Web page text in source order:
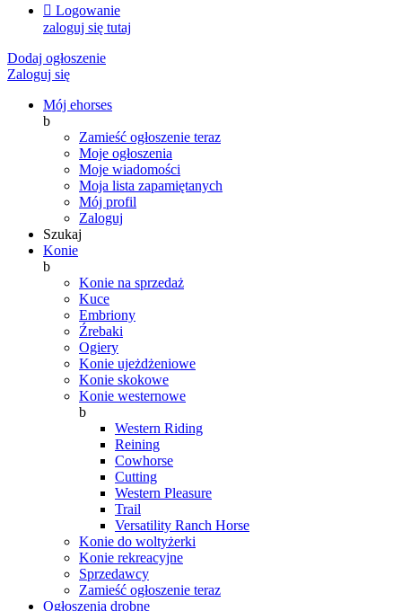
 Logowanie
zaloguj się tutaj
Dodaj ogłoszenie
Zaloguj się
Mój ehorses
b
Zamieść ogłoszenie teraz
Moje ogłoszenia
Moje wiadomości
Moja lista zapamiętanych
Mój profil
Zaloguj
Szukaj
Konie
b
Konie na sprzedaż
Kuce
Embriony
Źrebaki
Ogiery
Konie ujeżdżeniowe
Konie skokowe
Konie westernowe
b
Western Riding
Reining
Cowhorse
Cutting
Western Pleasure
Trail
Versatility Ranch Horse
Konie do woltyżerki
Konie rekreacyjne
Sprzedawcy
Zamieść ogłoszenie teraz
Ogłoszenia drobne